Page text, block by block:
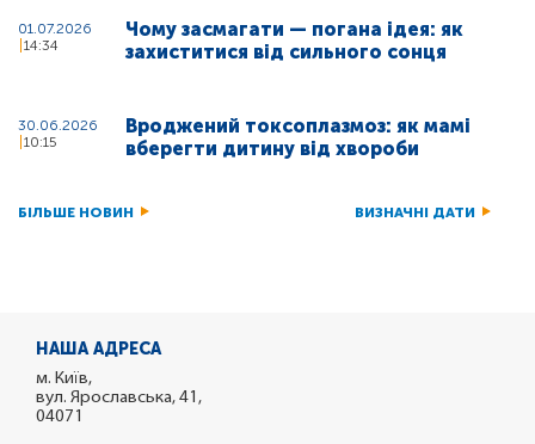
01.07.2026
14:34
Чому засмагати — погана ідея: як
захиститися від сильного сонця
30.06.2026
10:15
Вроджений токсоплазмоз: як мамі
вберегти дитину від хвороби
БІЛЬШЕ НОВИН ВИЗНАЧНІ ДАТИ
НАША АДРЕСА
м. Київ,
вул. Ярославська, 41,
04071